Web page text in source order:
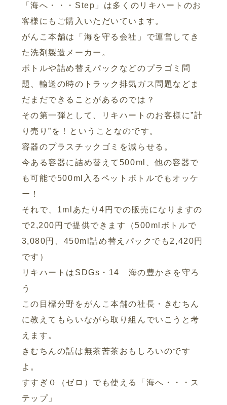
「海へ・・・Step」は多くのリキハートのお
客様にもご購入いただいています。
がんこ本舗は「海を守る会社」で運営してき
た洗剤製造メーカー。
ボトルや詰め替えパックなどのプラゴミ問
題、輸送の時のトラック排気ガス問題などま
だまだできることがあるのでは？
その第一弾として、リキハートのお客様に”計
り売り”を！ということなのです。
容器のプラスチックゴミを減らせる。
今ある容器に詰め替えて500ml、他の容器で
も可能で500ml入るペットボトルでもオッケ
ー！
それで、1mlあたり4円での販売になりますの
で2,200円で提供できます（500mlボトルで
3,080円、450ml詰め替えパックでも2,420円
です）
リキハートはSDGs・14 海の豊かさを守ろ
う
この目標分野をがんこ本舗の社長・きむちん
に教えてもらいながら取り組んでいこうと考
えます。
きむちんの話は無茶苦茶おもしろいのです
よ。
すすぎ０（ゼロ）でも使える「海へ・・・ス
テップ」